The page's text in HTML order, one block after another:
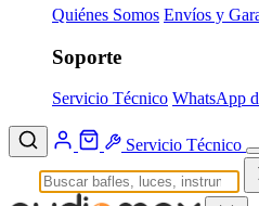
Quiénes Somos Envíos y
Soporte
Servicio Técnico WhatsApp
Servicio Técnico